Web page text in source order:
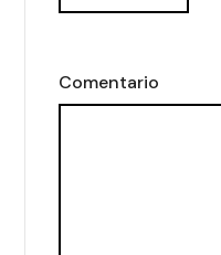
Comentario